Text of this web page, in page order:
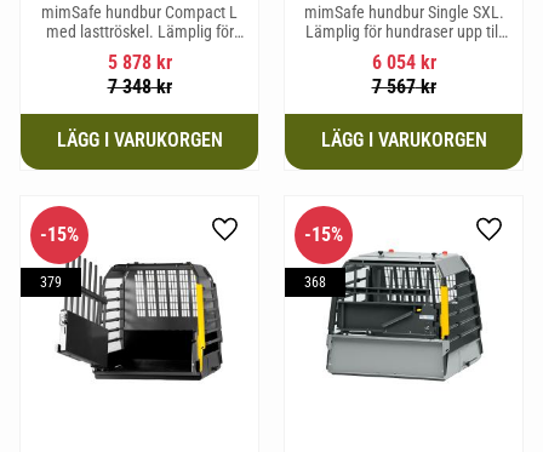
mimSafe hundbur Compact L
med lasttröskel. Lämplig för
hundraser upp till 58 cm i
mankhöjd.
5 878kr
7 348kr
mimSafe hundbur Single SXL.
Lämplig för hundraser upp till
64 cm i mankhöjd.
6 054kr
7 567kr
15%
379
Lägg till i favoriter
15%
368
Lägg